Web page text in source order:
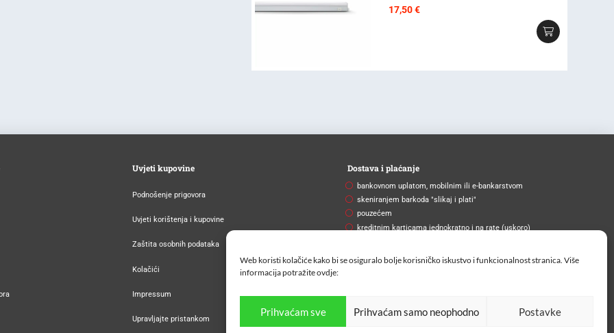
Web koristi kolačiće kako bi se osiguralo bolje korisničko iskustvo i funkcionalnost stranica. Više
informacija potražiteovdje:
Prihvaćam sve Prihvaćam samo neophodno Postavke
17,50€
Uvjeti kupovine
Podnošenje prigovora
Uvjeti korištenja i kupovine
Zaštita osobnih podataka
Kolačići
Impressum
Upravljajte pristankom
Dostava i plaćanje
bankovnom uplatom, mobilnim ili e-bankarstvom
skeniranjem barkoda "slikaj i plati"
pouzećem
kreditnim karticama jednokratno i na rate (uskoro)
Na vašu adresu ili na paketomat.